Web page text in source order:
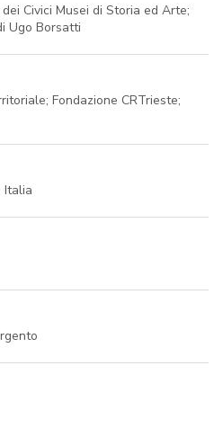
Civici Musei di Storia ed Arte;
Ugo Borsatti
Fondazione CRTrieste;
Italia